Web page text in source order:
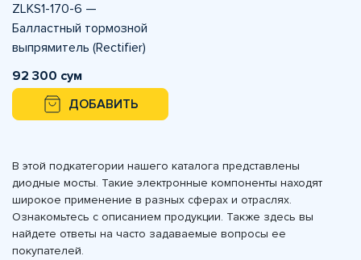
ZLKS1-170-6 —
Балластный тормозной
выпрямитель (Rectifier)
92 300 сум
ДОБАВИТЬ
В этой подкатегории нашего каталога представлены
диодные мосты. Такие электронные компоненты находят
широкое применение в разных сферах и отраслях.
Ознакомьтесь с описанием продукции. Также здесь вы
найдете ответы на часто задаваемые вопросы ее
покупателей.